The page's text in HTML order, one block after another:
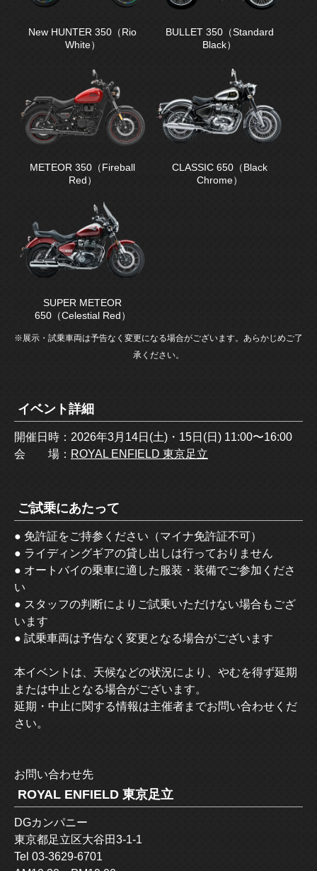
New HUNTER 350（Rio
White）
BULLET 350（Standard
Black）
METEOR 350（Fireball
Red）
CLASSIC 650（Black
Chrome）
SUPER METEOR
650（Celestial Red）
※展示・試乗車両は予告なく変更になる場合がございます。あらかじめご了
承ください。
イベント詳細
開催日時：2026年3月14日(土)・15日(日) 11:00〜16:00
会 場： ROYAL ENFIELD 東京足立
ご試乗にあたって
● 免許証をご持参ください（マイナ免許証不可）
● ライディングギアの貸し出しは行っておりません
● オートバイの乗車に適した服装・装備でご参加くださ
い
● スタッフの判断によりご試乗いただけない場合もござ
います
● 試乗車両は予告なく変更となる場合がございます
本イベントは、天候などの状況により、やむを得ず延期
または中止となる場合がございます。
延期・中止に関する情報は主催者までお問い合わせくだ
さい。
お問い合わせ先
ROYAL ENFIELD 東京足立
DGカンパニー
東京都足立区大谷田3-1-1
Tel 03-3629-6701